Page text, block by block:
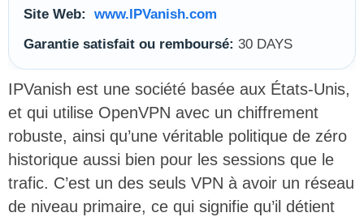
Site Web:
www.IPVanish.com
Garantie satisfait ou remboursé: 30 DAYS
IPVanish est une société basée aux États-Unis,
et qui utilise OpenVPN avec un chiffrement
robuste, ainsi qu’une véritable politique de zéro
historique aussi bien pour les sessions que le
trafic. C’est un des seuls VPN à avoir un réseau
de niveau primaire, ce qui signifie qu’il détient